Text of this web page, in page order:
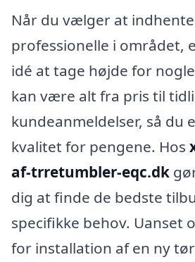
Når du vælger at
professionelle i området,
idé at tage højde for
kan være alt fra pris til
kundeanmeldelser, så du
kvalitet for pengene. Hos
af-trretumbler-eqc.dk
dig at finde de bedste
specifikke behov. Uanset
for installation af en ny